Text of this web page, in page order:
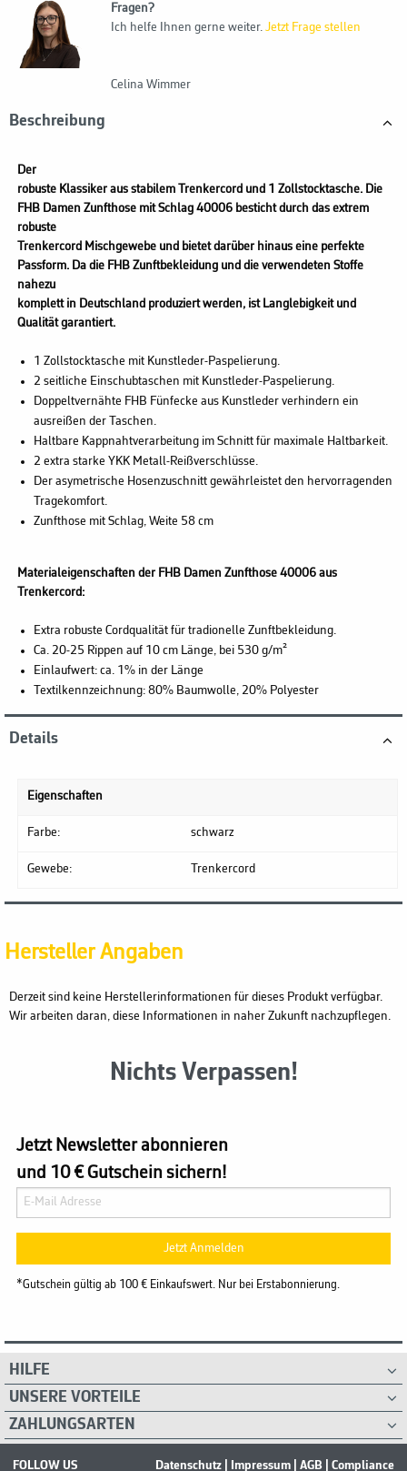
Fragen?
Ich helfe Ihnen gerne weiter. Jetzt Frage stellen
Celina Wimmer
Beschreibung
Der
robuste Klassiker aus stabilem Trenkercord und 1 Zollstocktasche. Die
FHB Damen Zunfthose mit Schlag 40006 besticht durch das extrem
robuste
Trenkercord Mischgewebe und bietet darüber hinaus eine perfekte
Passform. Da die FHB Zunftbekleidung und die verwendeten Stoffe
nahezu
komplett in Deutschland produziert werden, ist Langlebigkeit und
Qualität garantiert.
1 Zollstocktasche mit Kunstleder-Paspelierung.
2 seitliche Einschubtaschen mit Kunstleder-Paspelierung.
Doppeltvernähte FHB Fünfecke aus Kunstleder verhindern ein
ausreißen der Taschen.
Haltbare Kappnahtverarbeitung im Schnitt für maximale Haltbarkeit.
2 extra starke YKK Metall-Reißverschlüsse.
Der asymetrische Hosenzuschnitt gewährleistet den hervorragenden
Tragekomfort.
Zunfthose mit Schlag, Weite 58 cm
Materialeigenschaften der FHB Damen Zunfthose 40006 aus
Trenkercord:
Extra robuste Cordqualität für tradionelle Zunftbekleidung.
Ca. 20-25 Rippen auf 10 cm Länge, bei 530 g/m²
Einlaufwert: ca. 1% in der Länge
Textilkennzeichnung: 80% Baumwolle, 20% Polyester
Details
Eigenschaften
Farbe: schwarz
Gewebe: Trenkercord
Hersteller Angaben
Derzeit sind keine Herstellerinformationen für dieses Produkt verfügbar.
Wir arbeiten daran, diese Informationen in naher Zukunft nachzupflegen.
Nichts Verpassen!
Jetzt Newsletter abonnieren
und 10 € Gutschein sichern!
Jetzt Anmelden
*Gutschein gültig ab 100 € Einkaufswert. Nur bei Erstabonnierung.
HILFE
UNSERE VORTEILE
ZAHLUNGSARTEN
FOLLOW US Datenschutz Impressum AGB Compliance